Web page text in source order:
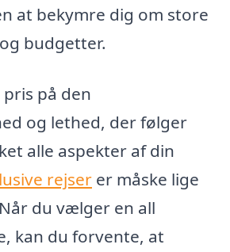
at bekymre dig om store
budgetter.
på den
og lethed, der følger
alle aspekter af din
rejser er måske lige
du vælger en all
kan du forvente, at